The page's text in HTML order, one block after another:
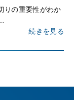
りの重要性がわか
続きを見る